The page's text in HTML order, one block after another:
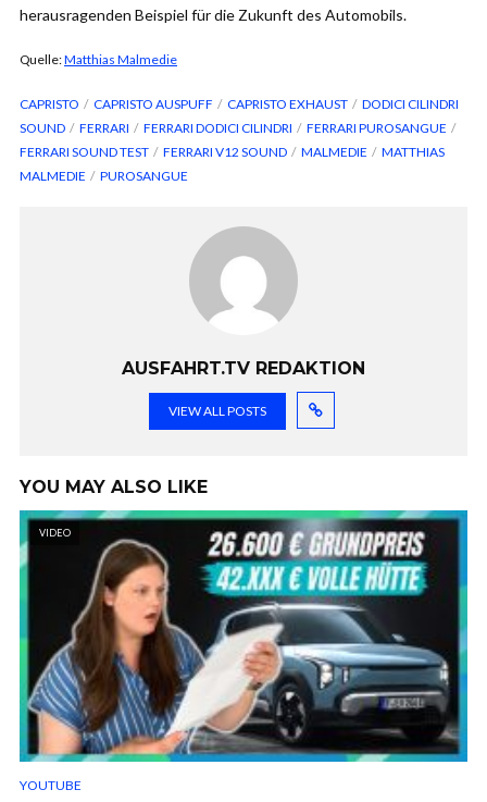
herausragenden Beispiel für die Zukunft des Automobils.
Quelle:Matthias Malmedie
CAPRISTO CAPRISTO AUSPUFF CAPRISTO EXHAUST
DODICI CILINDRI
SOUND
FERRARI FERRARI DODICI CILINDRI
FERRARI PUROSANGUE
FERRARI SOUND TEST
FERRARI V12 SOUND MALMEDIE
MATTHIAS
MALMEDIE
PUROSANGUE
AUSFAHRT.TV REDAKTION
VIEW ALL POSTS
YOU MAY ALSO LIKE
VIDEO
YOUTUBE